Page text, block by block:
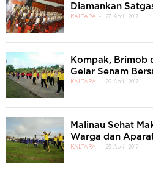
Diamankan
KALTARA 27 April 2017
Kompak, Brimob
Gelar Senam
KALTARA 29 April 2017
Malinau Sehat
Warga dan
KALTARA 29 April 2017